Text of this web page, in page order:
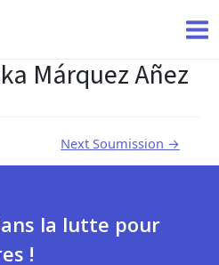
Márquez Añez
Next Soumission →
la lutte pour
!